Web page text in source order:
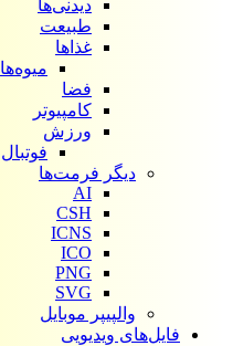
دیدنی‌ها
طبیعت
غذاها
میوه‌ها
فضا
کامپیوتر
ورزش
فوتبال
دیگر فرمت‌ها
AI
CSH
ICNS
ICO
PNG
SVG
والپیپر موبایل
فایل‌های ویدیویی